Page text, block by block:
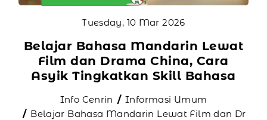
Tuesday, 10 Mar 2026
Belajar Bahasa Mandarin Lewat
Film dan Drama China, Cara
Asyik Tingkatkan Skill Bahasa
Info Cenrin
Informasi Umum
Belajar Bahasa Mandarin Lewat Film dan Dr